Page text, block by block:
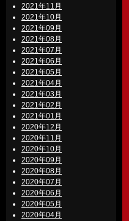
2021年11月
2021年10月
2021年09月
2021年08月
2021年07月
2021年06月
2021年05月
2021年04月
2021年03月
2021年02月
2021年01月
2020年12月
2020年11月
2020年10月
2020年09月
2020年08月
2020年07月
2020年06月
2020年05月
2020年04月